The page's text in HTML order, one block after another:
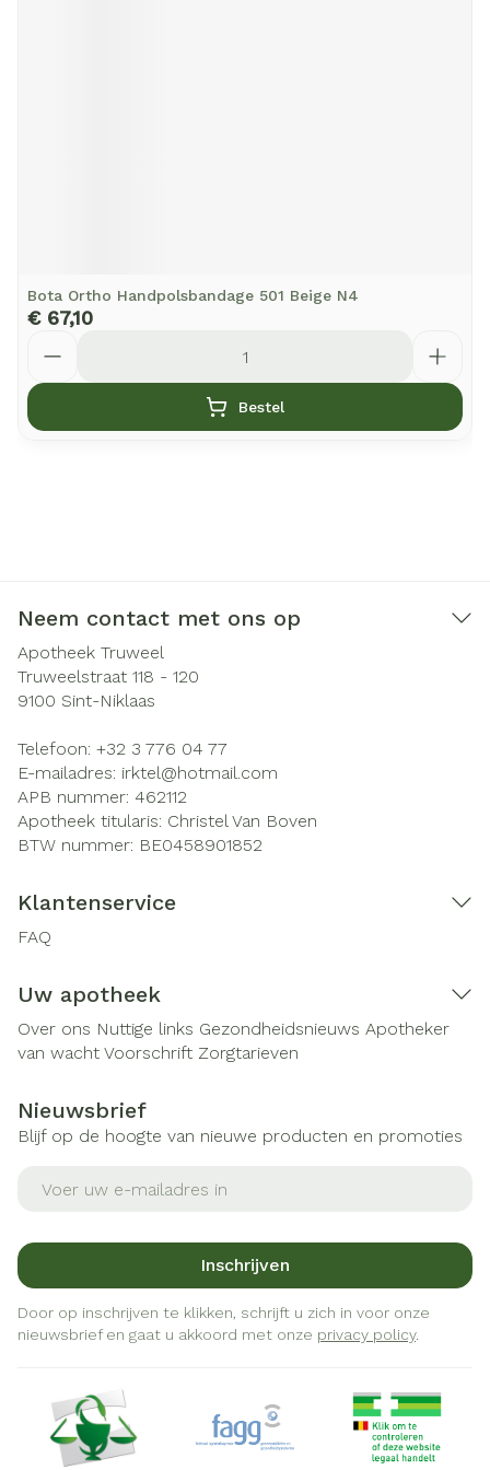
Bota Ortho Handpolsbandage 501 Beige N4
€ 67,10
Bestel
Neem contact met ons op
Apotheek Truweel
Truweelstraat 118 - 120
9100 Sint-Niklaas
Telefoon: +32 3 776 04 77
E-mailadres: irktel@hotmail.com
APB nummer: 462112
Apotheek titularis: Christel Van Boven
BTW nummer: BE0458901852
Klantenservice
FAQ
Uw apotheek
Over ons Nuttige links Gezondheidsnieuws Apotheker
van wacht Voorschrift Zorgtarieven
Nieuwsbrief
Blijf op de hoogte van nieuwe producten en promoties
Inschrijven
Door op inschrijven te klikken, schrijft u zich in voor onze
nieuwsbrief en gaat u akkoord met onze privacy policy.